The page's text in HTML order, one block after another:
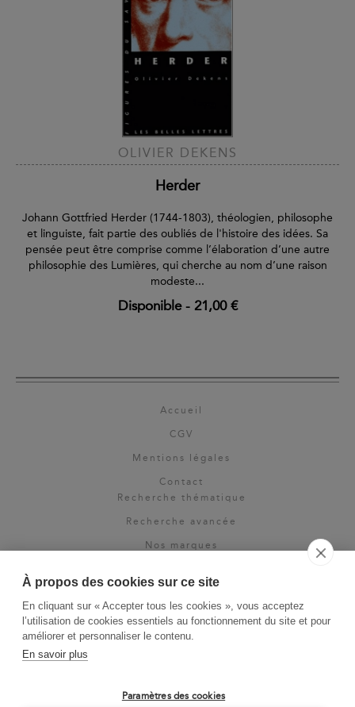
À propos des cookies sur ce site
En cliquant sur « Accepter tous les cookies », vous acceptez
l’utilisation de cookies essentiels au fonctionnement du site et pour
améliorer et personnaliser le contenu.
En savoir plus
Paramètres des cookies
OLIVIER DEKENS
Herder
Johann Gottfried Herder (1744-1803), théologien, philosophe
et linguiste, fait partie des oubliés de l'histoire des idées. Sa
pensée peut être comprise comme l’élaboration d’une autre
philosophie des Lumières, qui cherche au nom d’une raison
modeste...
Disponible- 21,00 €
Accueil
CGV
Mentions légales
Contact
Recherche thématique
Recherche avancée
Nos marques
Espace pro
Newsletter
La Vie des Classiques